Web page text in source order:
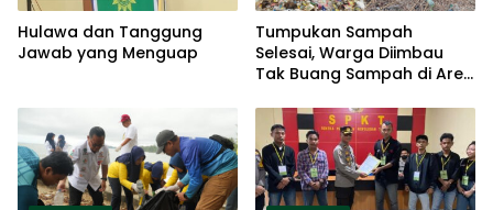
Hulawa dan Tanggung
Jawab yang Menguap
Tumpukan Sampah
Selesai, Warga Diimbau
Tak Buang Sampah di Area